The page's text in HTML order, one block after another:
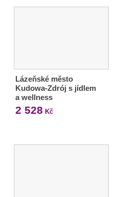
Lázeňské město
Kudowa-Zdrój s jídlem
a wellness
2 528 Kč